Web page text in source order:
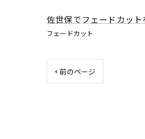
佐世保でフェードカッ
フェードカット
< 前のページ